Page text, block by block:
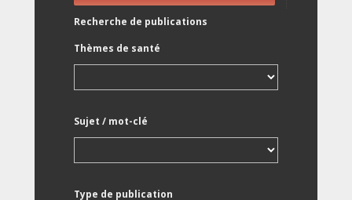
Recherche de publications
Thèmes de santé
Sujet / mot-clé
Type de publication